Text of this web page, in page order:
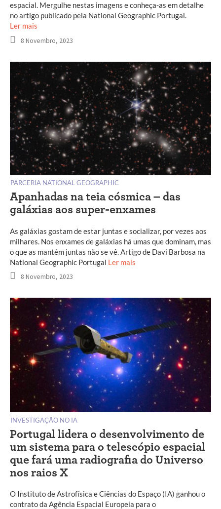
espacial. Mergulhe nestas imagens e conheça-as em detalhe
no artigo publicado pela National Geographic Portugal.
Ler mais
8 Novembro, 2023
PARCERIA NATIONAL GEOGRAPHIC
Apanhadas na teia cósmica – das
galáxias aos super-enxames
As galáxias gostam de estar juntas e socializar, por vezes aos
milhares. Nos enxames de galáxias há umas que dominam, mas
o que as mantém juntas não se vê. Artigo de Davi Barbosa na
National Geographic Portugal Ler mais
8 Novembro, 2023
INVESTIGAÇÃO NO IA
Portugal lidera o desenvolvimento de
um sistema para o telescópio espacial
que fará uma radiografia do Universo
nos raios X
O Instituto de Astrofísica e Ciências do Espaço (IA) ganhou o
contrato da Agência Espacial Europeia para o